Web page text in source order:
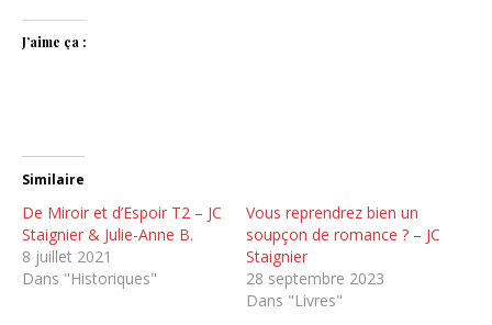
J’aime ça :
Similaire
De Miroir et d’Espoir T2 – JC
Staignier & Julie-Anne B.
8 juillet 2021
Dans "Historiques"
Vous reprendrez bien un
soupçon de romance ? – JC
Staignier
28 septembre 2023
Dans "Livres"